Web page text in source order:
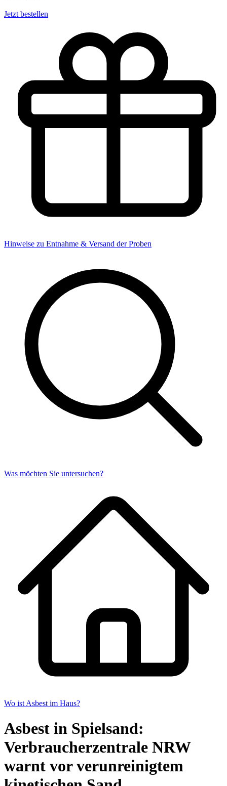
Jetzt bestellen
Hinweise zu Entnahme & Versand der Proben
Was möchten Sie untersuchen?
Wo ist Asbest im Haus?
Asbest in Spielsand:
Verbraucherzentrale NRW
warnt vor verunreinigtem